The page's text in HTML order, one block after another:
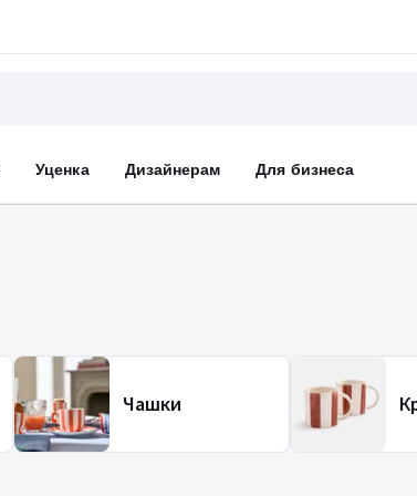
Уценка Дизайнерам Для бизнеса
Чашки